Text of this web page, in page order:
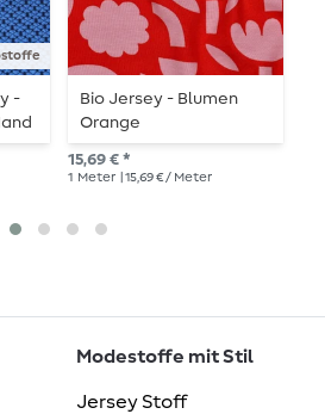
-
Bio Jersey - Blumen
Orange
15,69 € *
1 Meter | 15,69 € / Meter
Modestoffe mit Stil
Jersey Stoff